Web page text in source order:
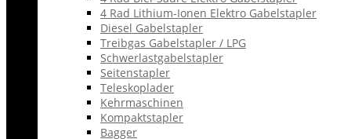
4 Rad Lithium-Ionen Elektro Gabelstapler
Diesel Gabelstapler
Treibgas Gabelstapler / LPG
Schwerlastgabelstapler
Seitenstapler
Teleskoplader
Kehrmaschinen
Kompaktstapler
Bagger